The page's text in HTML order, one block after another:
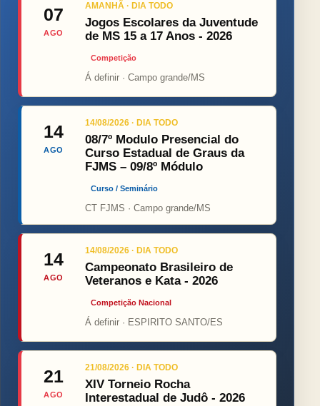
07
AGO
AMANHÃ · DIA TODO
Jogos Escolares da Juventude
de MS 15 a 17 Anos - 2026
Competição
Á definir · Campo grande/MS
14
AGO
14/08/2026 · DIA TODO
08/7º Modulo Presencial do
Curso Estadual de Graus da
FJMS – 09/8º Módulo
Curso / Seminário
CT FJMS · Campo grande/MS
14
AGO
14/08/2026 · DIA TODO
Campeonato Brasileiro de
Veteranos e Kata - 2026
Competição Nacional
Á definir · ESPIRITO SANTO/ES
21
AGO
21/08/2026 · DIA TODO
XIV Torneio Rocha
Interestadual de Judô - 2026